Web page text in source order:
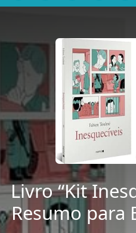
Livro “Kit
Resumo para